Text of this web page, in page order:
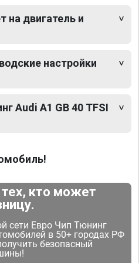
на двигатель и
настройки
Audi A1 GB 40 TFSI
кто может
сети Евро Чип Тюнинг
в 50+ городах РФ
безопасный